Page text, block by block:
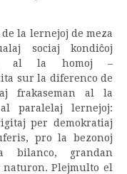
la lernejoj de meza
sociaj kondiĉoj
al la homoj –
sur la diferenco de
frakaseman al la
paralelaj lernejoj:
per demokratiaj
pro la bezonoj
bilanco, grandan
Plejmulto el